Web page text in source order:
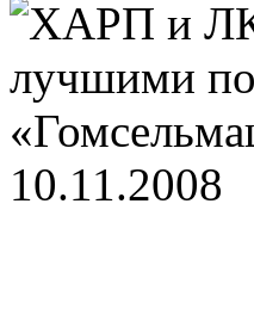
10.11.2008